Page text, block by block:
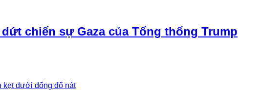
chiến sự Gaza của Tổng thống Trump
kẹt dưới đống đổ nát